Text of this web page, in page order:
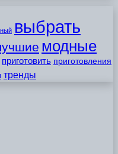
выбрать
модные
приготовить приготовления
тренды